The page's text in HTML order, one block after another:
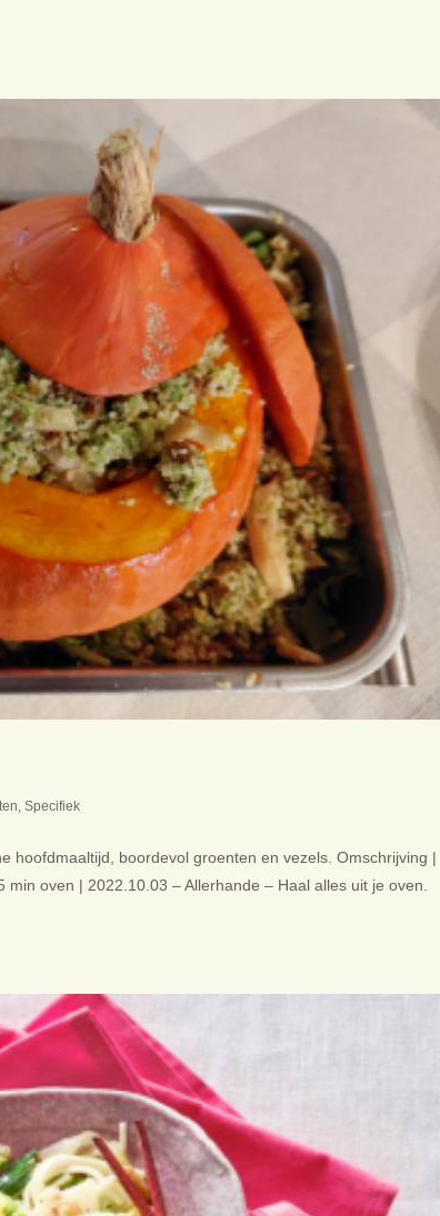
, Specifiek
hoofdmaaltijd, boordevol groenten en vezels. Omschrijving |
oven | 2022.10.03 – Allerhande – Haal alles uit je oven.